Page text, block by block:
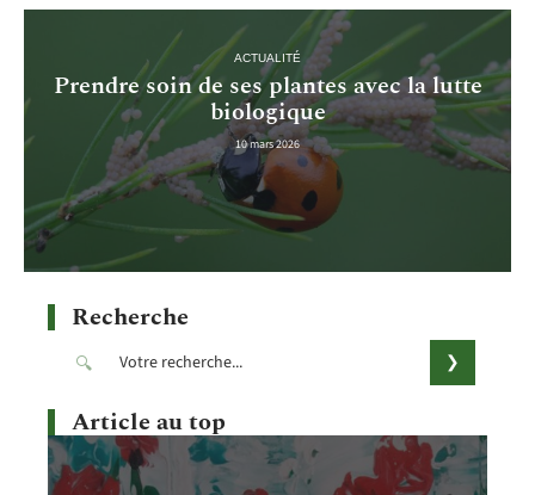
ACTUALITÉ
Prendre soin de ses plantes avec la lutte
biologique
10 mars 2026
Recherche
Article au top